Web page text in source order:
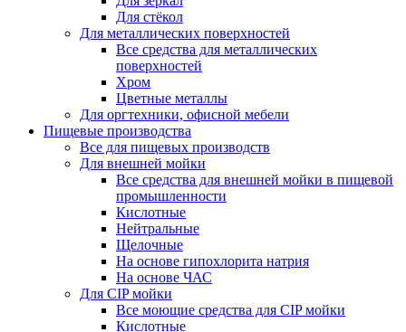
Для стёкол
Для металлических поверхностей
Все средства для металлических
поверхностей
Хром
Цветные металлы
Для оргтехники, офисной мебели
Пищевые производства
Все для пищевых производств
Для внешней мойки
Все средства для внешней мойки в пищевой
промышленности
Кислотные
Нейтральные
Щелочные
На основе гипохлорита натрия
На основе ЧАС
Для CIP мойки
Все моющие средства для CIP мойки
Кислотные